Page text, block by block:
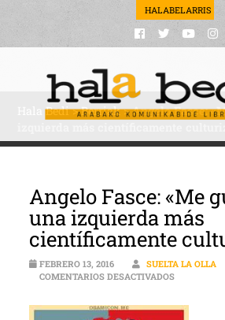
HALABELARRIS
Hala Bedi>Berriak>Angelo Fasce:
Angelo Fasce: «Me
una izquierda más
científicamente
FEBRERO 13, 2016 SUELTA LA OLLA
COMENTARIOS DESACTIVADOSEN